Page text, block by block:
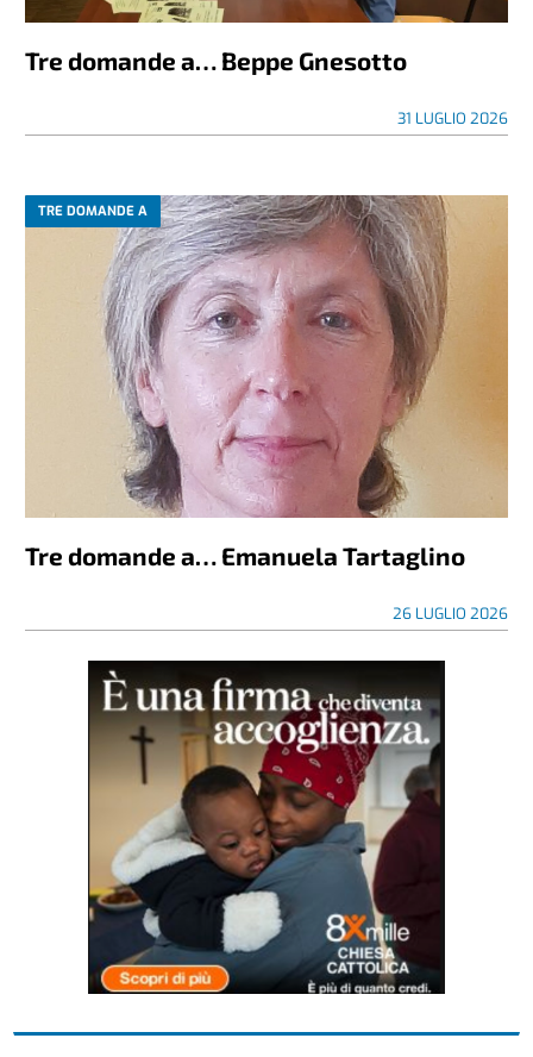
Tre domande a… Beppe Gnesotto
31 LUGLIO 2026
TRE DOMANDE A
Tre domande a… Emanuela Tartaglino
26 LUGLIO 2026